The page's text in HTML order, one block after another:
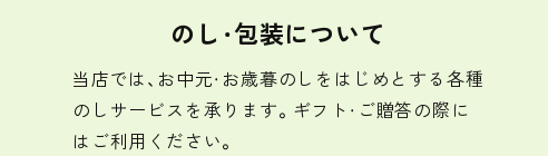
のし・包装について
当店では、お中元・お歳暮のしをはじめとする各種
のしサービスを承ります。ギフト・ご贈答の際に
はご利用ください。